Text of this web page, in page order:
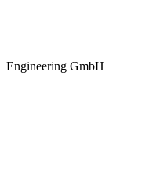
Engineering GmbH